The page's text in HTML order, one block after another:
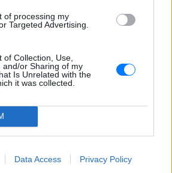
of processing my
Targeted Advertising.
of Collection, Use,
and/or Sharing of my
Is Unrelated with the
it was collected.
Data Access Privacy Policy